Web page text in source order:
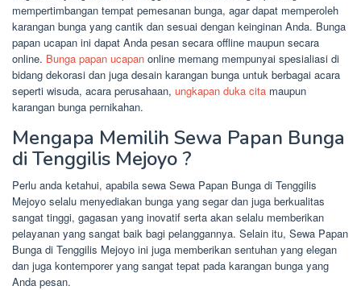
mempertimbangan tempat pemesanan bunga, agar dapat memperoleh
karangan bunga yang cantik dan sesuai dengan keinginan Anda. Bunga
papan ucapan ini dapat Anda pesan secara offline maupun secara
online. Bunga papan ucapan online memang mempunyai spesialiasi di
bidang dekorasi dan juga desain karangan bunga untuk berbagai acara
seperti wisuda, acara perusahaan, ungkapan duka cita maupun
karangan bunga pernikahan.
Mengapa Memilih Sewa Papan Bunga
di Tenggilis Mejoyo ?
Perlu anda ketahui, apabila sewa Sewa Papan Bunga di Tenggilis
Mejoyo selalu menyediakan bunga yang segar dan juga berkualitas
sangat tinggi, gagasan yang inovatif serta akan selalu memberikan
pelayanan yang sangat baik bagi pelanggannya. Selain itu, Sewa Papan
Bunga di Tenggilis Mejoyo ini juga memberikan sentuhan yang elegan
dan juga kontemporer yang sangat tepat pada karangan bunga yang
Anda pesan.